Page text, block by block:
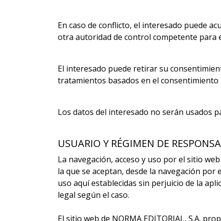
En caso de conflicto, el interesado puede
otra autoridad de control competente para
El interesado puede retirar su
tratamientos basados en el
Los datos del interesado no serán usados
USUARIO Y RÉGIMEN DE
La navegación, acceso y uso por el sitio
la que se aceptan, desde la navegación por
uso aquí establecidas sin perjuicio de la
legal según el caso.
El sitio web de NORMA EDITORIAL, S.A.